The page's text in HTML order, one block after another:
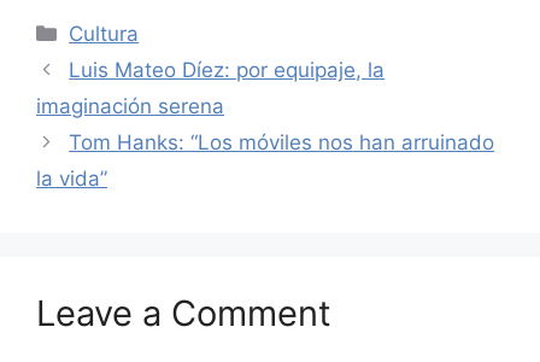
Categories
Cultura
Luis Mateo Díez: por equipaje, la
imaginación serena
Tom Hanks: “Los móviles nos han arruinado
la vida”
Leave a Comment